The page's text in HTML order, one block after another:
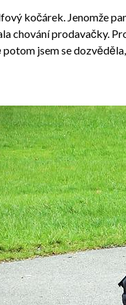
kočárek. Jenomže
chování prodavačky.
jsem se